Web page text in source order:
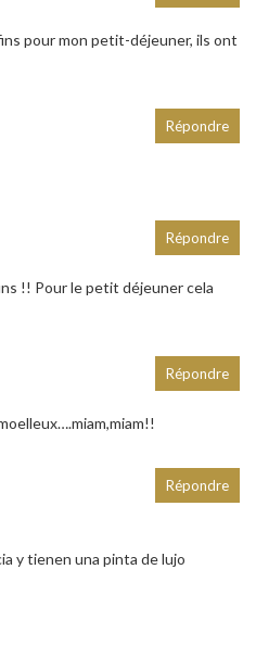
pour mon petit-déjeuner, ils ont
Répondre
!! Pour le petit déjeuner cela
Répondre
Répondre
y tienen una pinta de lujo
Répondre